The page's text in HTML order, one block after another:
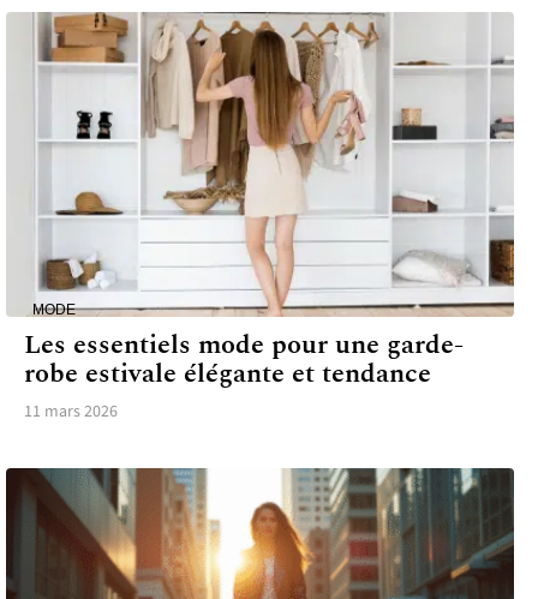
MODE
Les essentiels mode pour une garde-
robe estivale élégante et tendance
11 mars 2026